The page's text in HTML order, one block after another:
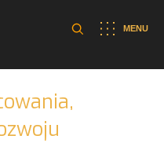
MENU